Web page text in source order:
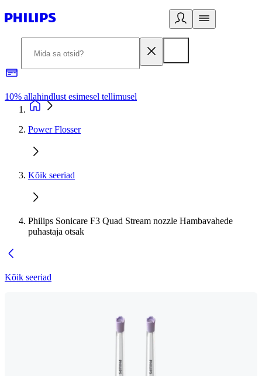
10% allahindlust esimesel tellimusel
Power Flosser
Kõik seeriad
Philips Sonicare F3 Quad Stream nozzle Hambavahede
puhastaja otsak
Kõik seeriad